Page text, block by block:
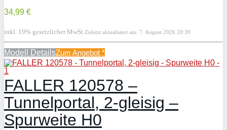
34,99 €
inkl. 19% gesetzlicher MwSt.Zuletzt aktualisiert am: 7. August 2026 20:39
Modell DetailsZum Angebot *
FALLER 120578 –
Tunnelportal, 2-gleisig –
Spurweite H0